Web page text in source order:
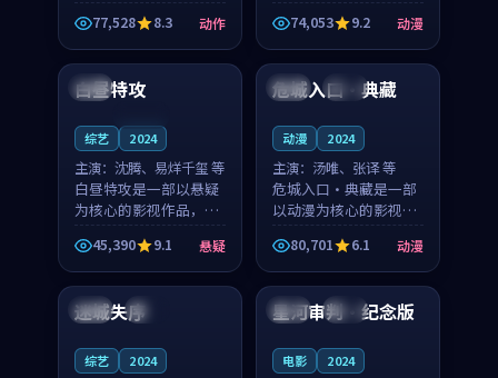
日本的城市气质与渔村
故事的人物心境共同构
筑了影片基调。周怀
风、应南风用细腻的表
演撑起整部动作电影，
77,528 8.3 动作
世，泰国的城市气质与
小镇生活的人物心境共
同构筑了影片基调。卫
见秋、顾沂溪用细腻的
表演撑起整部动漫电
74,053 9.2 动漫
中国
白昼特攻
综艺 2024
主演： 沈腾、易烊千玺 等
白昼特攻是一部以悬疑
为核心的影视作品，围
绕危机、反转与人物成
长展开，整体节奏紧
凑，值得推荐观看。
45,390 9.1 悬疑
泰国 高分
危城入口·典藏
动漫 2024
主演： 汤唯、张译 等
危城入口·典藏是一部
以动漫为核心的影视作
品，围绕危机、反转与
人物成长展开，整体节
奏紧凑，值得推荐观
看。
80,701 6.1 动漫
美国 高分
迷城失序
综艺 2024
日本 院线
星河审判·纪念版
电影 2024